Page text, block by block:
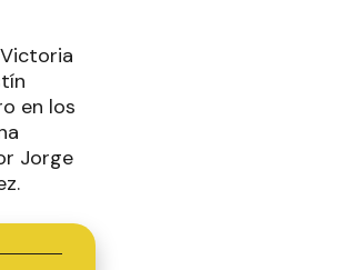
en los
Jorge